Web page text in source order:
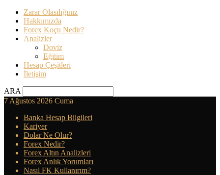
Zarar Olasılığınız
Hakkımızda
Forex Koçu Nedir?
Analizler
Doviz
Eğitim
Hesap Çeşitleri
İletişim
ARA
7 Ağustos 2026 Cuma
Banka Hesap Bilgileri
Kariyer
Dolar Ne Olur?
Forex Nedir?
Forex Altın Analizleri
Forex Anlık Yorumları
Nasıl FK Kullanırım?